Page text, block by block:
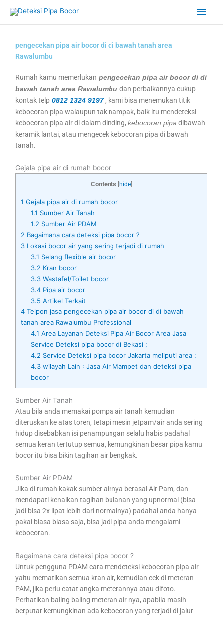
content
Main
pengecekan pipa air bocor di di bawah tanah area
Rawalumbu
Rumah kamu memerlukan pengecekan pipa air bocor di di
bawah tanah area Rawalumbu dan perbaikannya cukup
kontak telp 0812 1324 9197, kami bisa menemukan titik
kebocoran pipa walaupun tak nampak, baik itu mendeteksi
kebocoran pipa air di dalam dinding,kebocoran pipa dibawah
keramik lantai, atau mengecek kebocoran pipa di bawah
tanah.
Gejala pipa air di rumah bocor
Contents hide]
1 Gejala pipa air di rumah bocor
1.1 Sumber Air Tanah
1.2 Sumber Air PDAM
2 Bagaimana cara deteksi pipa bocor ?
3 Lokasi bocor air yang sering terjadi di rumah
3.1 Selang flexible air bocor
3.2 Kran bocor
3.3Wastafel/Toilet bocor
3.4Pipa air bocor
3.5 Artikel Terkait
4 Telpon jasa pengecekan pipa air bocor di di bawah
tanah area Rawalumbu Professional
4.1 Area Layanan Deteksi Pipa Air Bocor Area Jasa
Service Deteksi pipa bocor di Bekasi ;
4.2 Service Deteksi pipa bocor Jakarta meliputi area :
4.3wilayah Lain : Jasa Air Mampet dan deteksi pipa
bocor
Sumber Air Tanah
Atau bila anda memakai pompa air tanah kemudian
diteruskan ke atas toren, tetapi mesin jetpam/air anda sering
hidup disebabkan isi penampungan selalu habis padahal
semua keran tertutup semua, kemungkinan besar pipa kamu
bocor itu bisa bikin tagihan air bengkak.
Sumber Air PDAM
Jika di rumah kakak sumber airnya berasal Air Pam, dan
mendapati kenaikan tagihan bulanan yang upnormal (bisa
jadi bisa 2x lipat lebih dari normalnya) padahal anda hanya
pakai biasa biasa saja, bisa jadi pipa anda mengalami
kebocoran.
Bagaimana cara deteksi pipa bocor ?
Untuk pengguna PDAM cara mendeteksi kebocoran pipa air
yaitu mematikan semua kran air, kemudian cek di meteran
PAM, jika perlu catat angka meterannya atau difoto.
Perhatikan baling baling meteran air nya, apabila masih
berputar kemungkinan ada kebocoran yang terjadi di jalur